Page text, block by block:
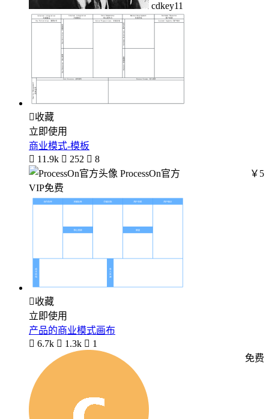
cdkey11
收藏
立即使用
商业模式-模板
 11.9k  252  8
ProcessOn官方
￥5
VIP免费
收藏
立即使用
产品的商业模式画布
 6.7k  1.3k  1
免费